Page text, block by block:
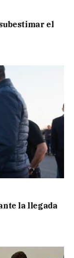
el
la llegada